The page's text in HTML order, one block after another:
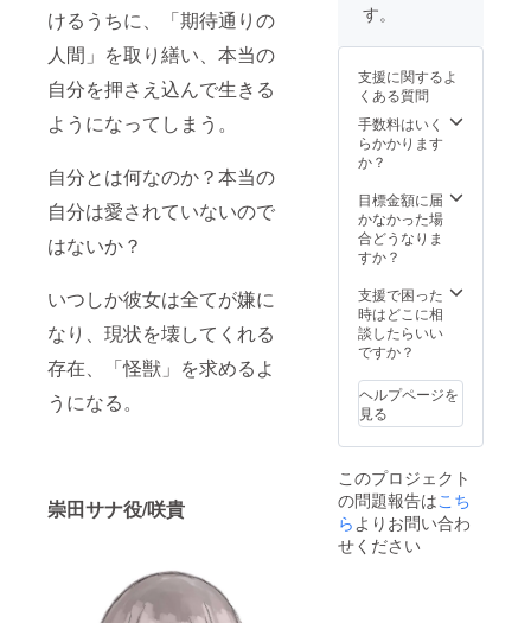
けるうちに、「期待通りの
人間」を取り繕い、本当の
自分を押さえ込んで生きる
ようになってしまう。
自分とは何なのか？本当の
自分は愛されていないので
はないか？
いつしか彼女は全てが嫌に
なり、現状を壊してくれる
存在、「怪獣」を求めるよ
うになる。
崇田サナ役/咲貴
イコン
す
めご了
さ
い。）
・ミニ
ポス
ター ・
カー(三
種類) ・
オリジ
ナルT
(Lサイ
ズ) ・完
成DVD
・怪獣
ン」頭
部フィ
ギュア
・怪獣
ン」着
ぐるみ
す。
支援に関するよ
くある質問
手数料はいく
らかかります
か？
目標金額に届
かなかった場
合どうなりま
すか？
支援で困った
時はどこに相
談したらいい
ですか？
ヘルプページを
見る
このプロジェクト
の問題報告はこち
らよりお問い合わ
せください